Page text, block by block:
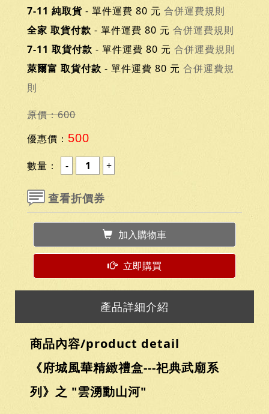
7-11 純取貨 - 單件運費 80 元 合併運費規則
全家 取貨付款 - 單件運費 80 元 合併運費規則
7-11 取貨付款 - 單件運費 80 元 合併運費規則
萊爾富 取貨付款 - 單件運費 80 元 合併運費規
則
原價：600
優惠價： 500
數量：
查看折價券
加入購物車
立即購買
產品詳細介紹
商品內容/product detail
《府城風華精緻禮盒---祀典武廟系
列》之 "雲湧動山河"